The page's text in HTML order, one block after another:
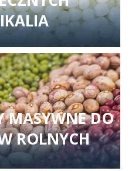
MASYWNE DO
ROLNYCH